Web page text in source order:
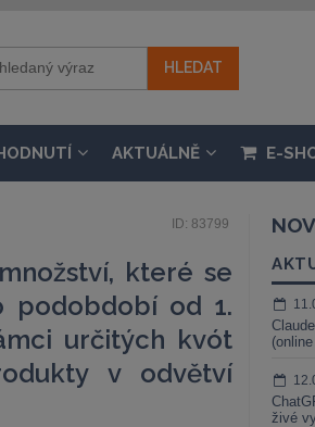
AKTUÁLNĚ E-
ID: 83799
které se
podobdobí od 1.
určitých kvót
v odvětví
živé